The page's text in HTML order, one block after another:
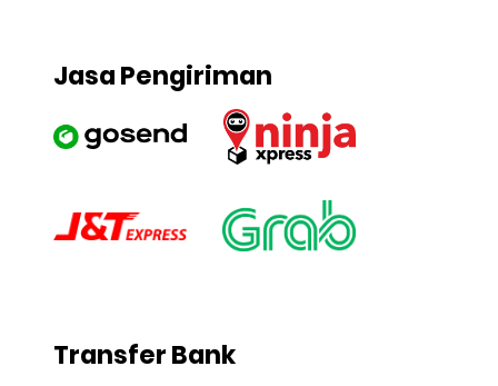
Jasa Pengiriman
Transfer Bank